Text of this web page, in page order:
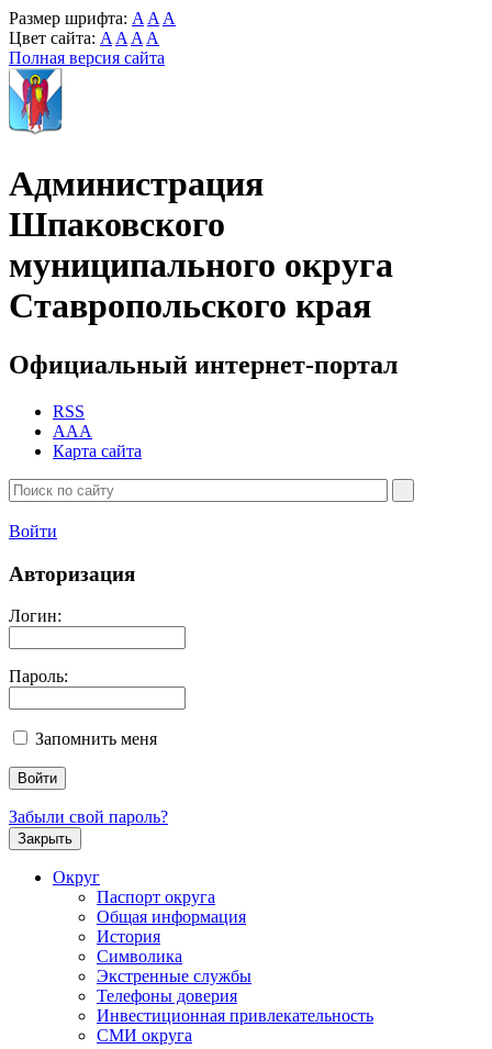
Размер шрифта: A A A
Цвет сайта: A A A A
Полная версия сайта
Администрация
Шпаковского
муниципального округа
Ставропольского края
Официальный интернет-портал
RSS
AAA
Карта сайта
Войти
Авторизация
Логин:
Пароль:
Запомнить меня
Забыли свой пароль?
Закрыть
Округ
Паспорт округа
Общая информация
История
Символика
Экстренные службы
Телефоны доверия
Инвестиционная привлекательность
СМИ округа